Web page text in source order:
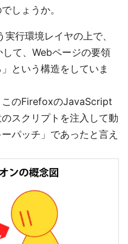
しょうか。
行環境レイヤの上で、
て、Webページの要領
という構造をしていま
このFirefoxのJavaScript
スクリプトを注入して動
パッチ」であったと言え